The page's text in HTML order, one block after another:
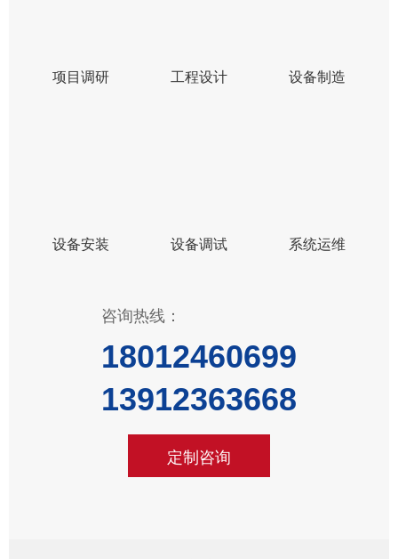
项目调研 工程设计 设备制造
设备安装 设备调试 系统运维
咨询热线：
18012460699
13912363668
定制咨询